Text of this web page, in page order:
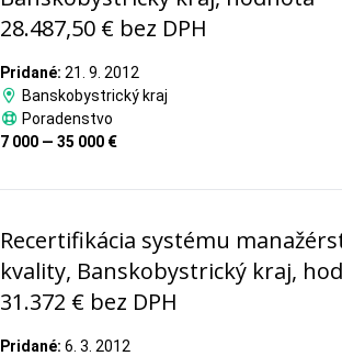
28.487,50 € bez DPH
Pridané: 21. 9. 2012
Banskobystrický kraj
Poradenstvo
7 000 — 35 000 €
Recertifikácia systému
kvality, Banskobystrický kraj,
31.372 € bez DPH
Pridané: 6. 3. 2012